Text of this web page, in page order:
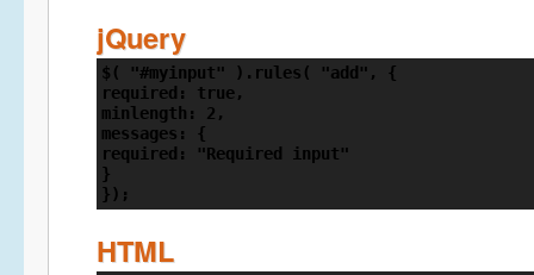
jQuery
$( "#myinput" ).rules( "add", {
required: true,
minlength: 2,
messages: {
required: "Required input"
}
});
HTML